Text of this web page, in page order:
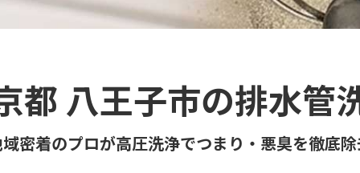
都 八王子市の排水管
密着のプロが高圧洗浄でつまり・悪臭を徹底